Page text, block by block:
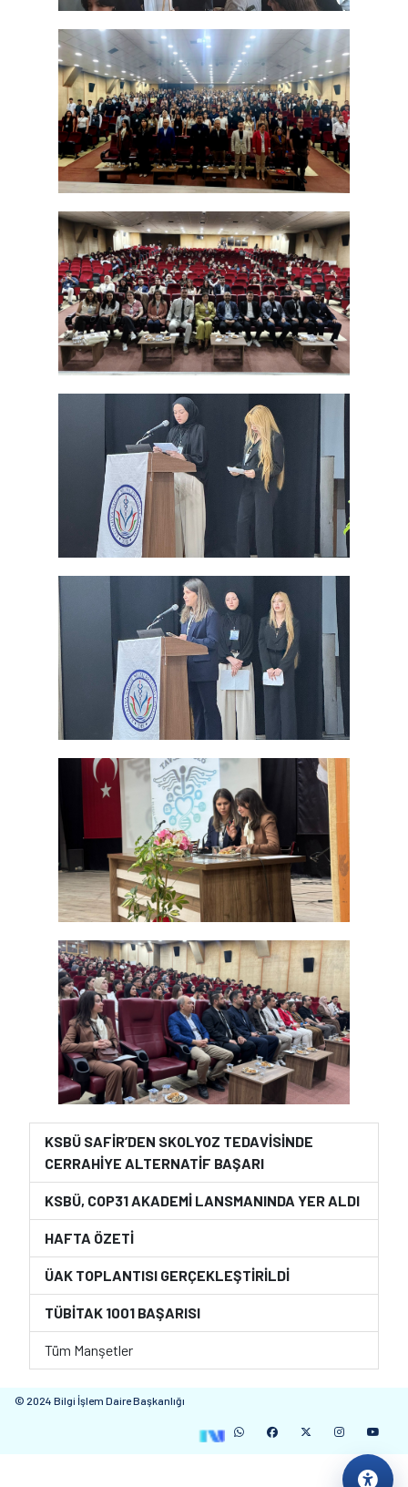
KSBÜ SAFİR’DEN SKOLYOZ TEDAVİSİNDE
CERRAHİYE ALTERNATİF BAŞARI
KSBÜ, COP31 AKADEMİ LANSMANINDA YER ALDI
HAFTA ÖZETİ
ÜAK TOPLANTISI GERÇEKLEŞTİRİLDİ
TÜBİTAK 1001 BAŞARISI
Tüm Manşetler
© 2024 Bilgi İşlem Daire Başkanlığı